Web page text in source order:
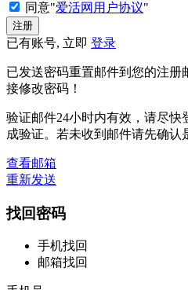
同意"爱活网用户协议"
已有账号, 立即 登录
已发送密码重置邮件到您的注
接修改密码！
验证邮件24小时内有效，请尽
成验证。若未收到邮件请先确认
查看邮箱
重新发送
找回密码
手机找回
邮箱找回